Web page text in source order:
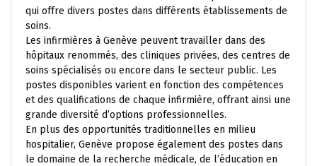
qui offre divers postes dans différents établissements de
soins.
Les infirmières à Genève peuvent travailler dans des
hôpitaux renommés, des cliniques privées, des centres de
soins spécialisés ou encore dans le secteur public. Les
postes disponibles varient en fonction des compétences
et des qualifications de chaque infirmière, offrant ainsi une
grande diversité d’options professionnelles.
En plus des opportunités traditionnelles en milieu
hospitalier, Genève propose également des postes dans
le domaine de la recherche médicale, de l’éducation en